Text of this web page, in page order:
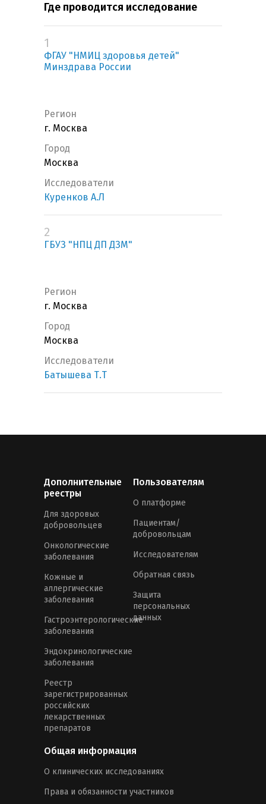
Где проводится исследование
1
ФГАУ "НМИЦ здоровья детей"
Минздрава России
Регион
г. Москва
Город
Москва
Исследователи
Куренков А.Л
2
ГБУЗ "НПЦ ДП ДЗМ"
Регион
г. Москва
Город
Москва
Исследователи
Батышева Т.Т
Дополнительные
реестры
Для здоровых
добровольцев
Онкологические
заболевания
Кожные и
аллергические
заболевания
Гастроэнтерологические
заболевания
Эндокринологические
заболевания
Реестр
зарегистрированных
российских
лекарственных
препаратов
Пользователям
О платформе
Пациентам/
добровольцам
Исследователям
Обратная связь
Защита
персональных
данных
Общая информация
О клинических исследованиях
Права и обязанности участников